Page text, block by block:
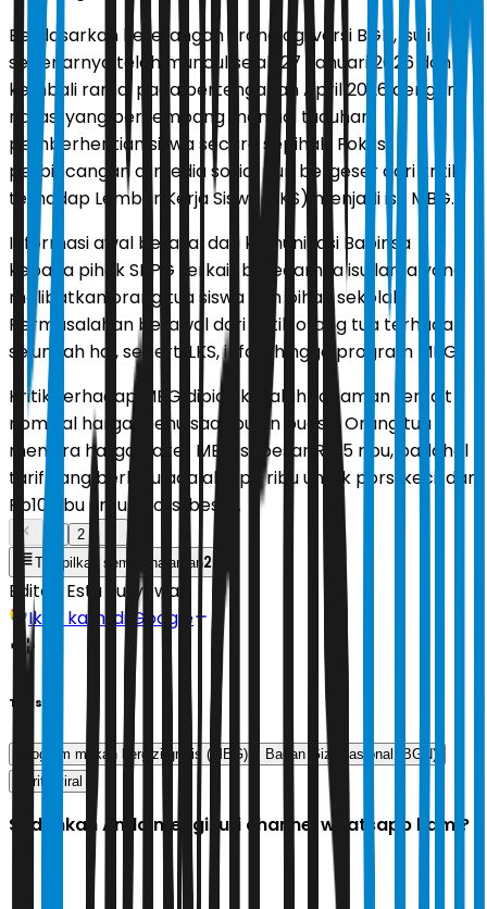
Berdasarkan keterangan kronologi versi BGN, isu ini
sebenarnya telah muncul sejak 27 Januari 2026 dan
kembali ramai pada pertengahan April 2026 dengan
narasi yang berkembang menjadi tuduhan
pemberhentian siswa secara sepihak. Fokus
perbincangan di media sosial pun bergeser dari kritik
terhadap Lembar Kerja Siswa (LKS) menjadi isu MBG.
Informasi awal berasal dari komunikasi Babinsa
kepada pihak SPPG terkait beredarnya isu lama yang
melibatkan orang tua siswa dan pihak sekolah.
Permasalahan berawal dari kritik orang tua terhadap
sejumlah hal, seperti LKS, infaq, hingga program MBG.
Kritik terhadap MBG dipicu kesalahpahaman terkait
nominal harga menu saat bulan puasa. Orang tua
mengira harga paket MBG sebesar Rp15 ribu, padahal
tarif yang berlaku adalah Rp8 ribu untuk porsi kecil dan
Rp10 ribu untuk porsi besar.
2
Tampilkan semua halaman2
Editor: Estu Suryowati
Ikuti kami di Google
Tags
Program makan bergizi gratis (MBG)
Badan Gizi Nasional (BGN)
berita viral
Sudahkah Anda mengikuti channel whatsapp kami?